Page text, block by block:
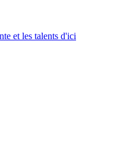
et les talents d'ici